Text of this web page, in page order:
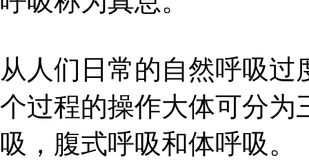
从人们日常的自然呼吸
个过程的操作大体可分为
吸，腹式呼吸和体呼吸。